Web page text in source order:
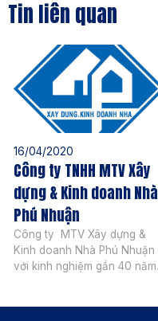
Tin liên quan
16/04/2020
Công ty TNHH MTV Xây
dựng & Kinh doanh Nhà
Phú Nhuận
Công ty MTV Xây dựng &
Kinh doanh Nhà Phú Nhuận
với kinh nghiệm gần 40 năm